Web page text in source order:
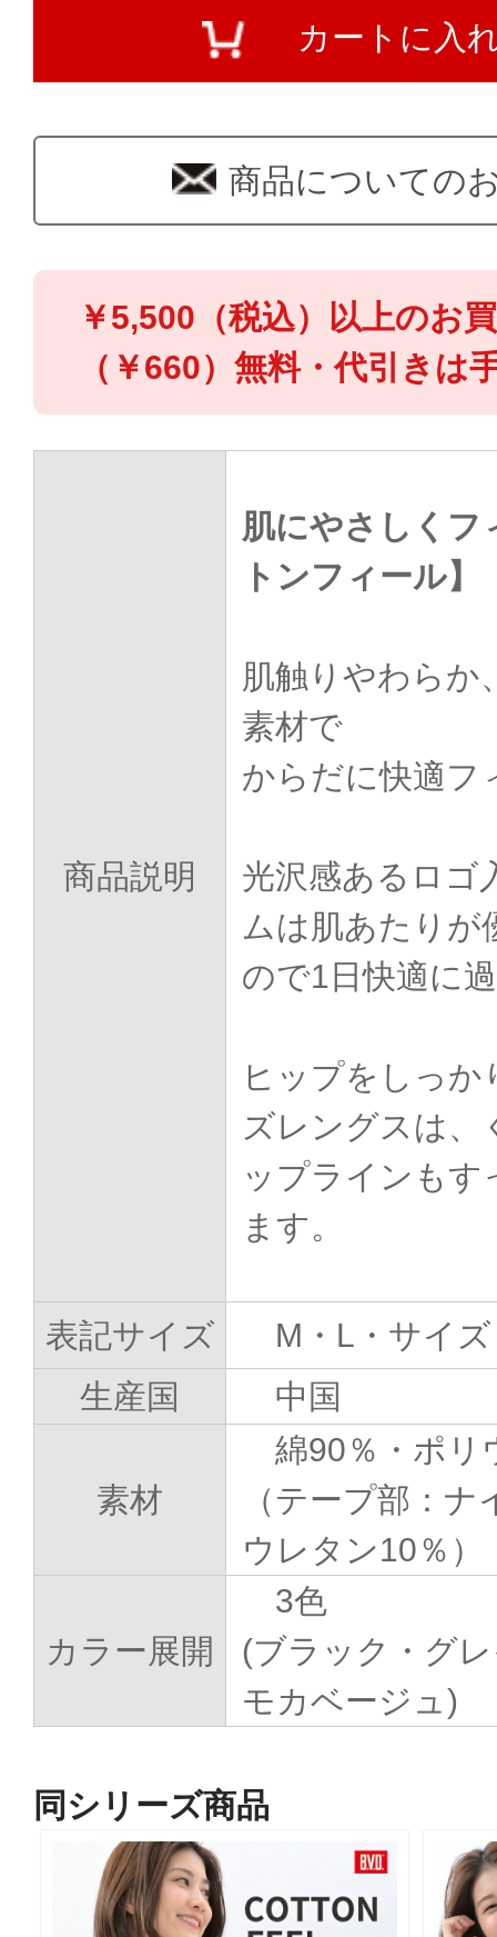
カートに入
商品についての
￥5,500（税込）以上のお
（￥660）無料・代引きは
商品説明
肌にやさしくフ
トンフィール】
肌触りやわらか
素材で
からだに快適フ
光沢感あるロゴ
ムは肌あたり
ので1日快適に
ヒップをしっか
ズレングスは、
ップラインも
ます。
表記サイズ
M・L・サイズ
生産国
中国
素材
綿90％・ポリ
（テープ部：
ウレタン10％）
カラー展開
3色
(ブラック・グ
モカベージュ)
同シリーズ商品